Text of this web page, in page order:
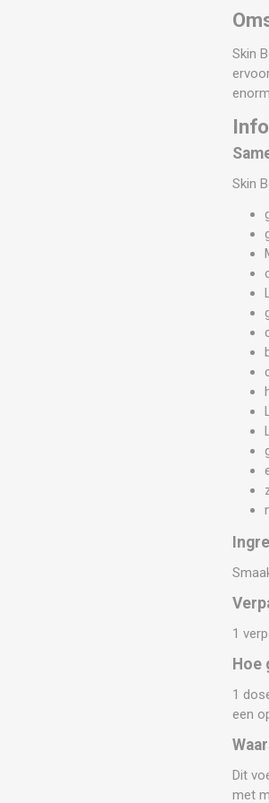
Skin
Skin
1
Hoe
1
een
Dit
met